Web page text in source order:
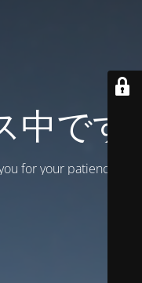
です
for your patience!